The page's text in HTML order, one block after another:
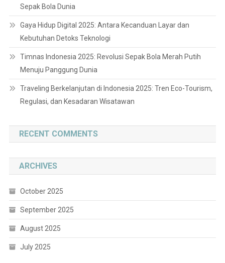
Sepak Bola Dunia
Gaya Hidup Digital 2025: Antara Kecanduan Layar dan
Kebutuhan Detoks Teknologi
Timnas Indonesia 2025: Revolusi Sepak Bola Merah Putih
Menuju Panggung Dunia
Traveling Berkelanjutan di Indonesia 2025: Tren Eco-Tourism,
Regulasi, dan Kesadaran Wisatawan
RECENT COMMENTS
ARCHIVES
October 2025
September 2025
August 2025
July 2025